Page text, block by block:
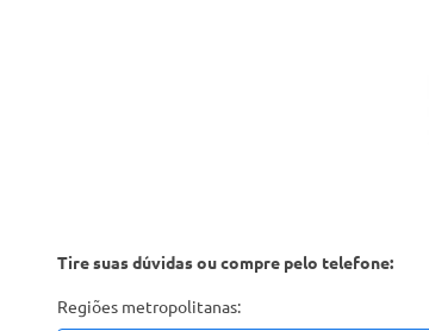
Tire suas dúvidas ou compre pelo telefone:
Regiões metropolitanas: